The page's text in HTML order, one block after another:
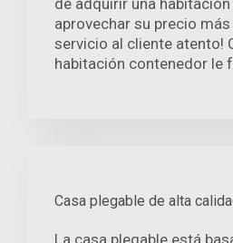
de adquirir una
aprovechar su precio
servicio al cliente atento!
habitación contenedor le
Casa plegable de alta